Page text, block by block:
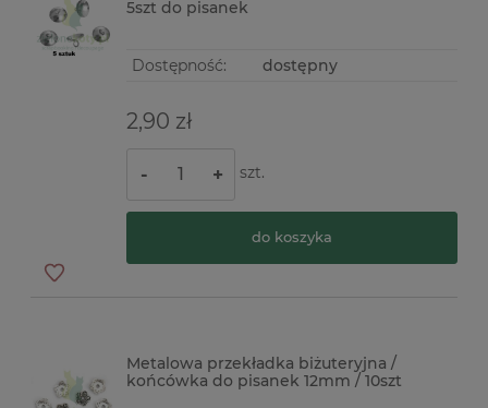
5szt do pisanek
Dostępność: dostępny
2,90 zł
- + szt.
do koszyka
Metalowa przekładka biżuteryjna /
końcówka do pisanek 12mm / 10szt